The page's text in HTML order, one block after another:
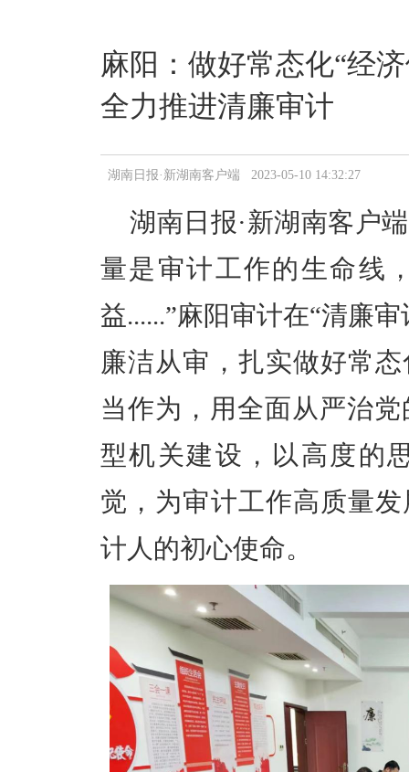
麻阳：做好常态化“经
全力推进清廉审计
湖南日报·新湖南客户端 2023-05-10 14:32:27
湖南日报·新湖南客户
量是审计工作的生命线
益......”麻阳审计在“清廉
廉洁从审，扎实做好常
当作为，用全面从严治
型机关建设，以高度的
觉，为审计工作高质量
计人的初心使命。